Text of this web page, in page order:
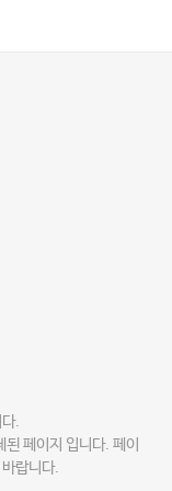
.
페이지 입니다. 페이
랍니다.